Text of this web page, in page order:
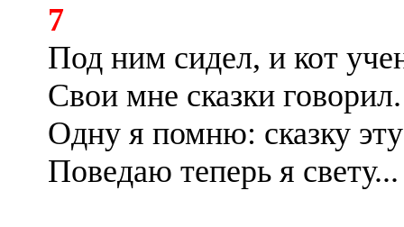
7
Под ним сидел, и кот
Свои мне сказки говорил.
Одну я помню: сказку эту
Поведаю теперь я свету...